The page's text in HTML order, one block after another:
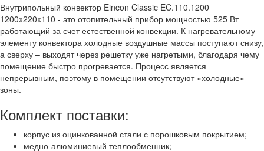
Внутрипольный конвектор Eincon Classic EC.110.1200
1200x220x110 - это отопительный прибор мощностью 525 Вт
работающий за счет естественной конвекции. К нагревательному
элементу конвектора холодные воздушные массы поступают снизу,
а сверху – выходят через решетку уже нагретыми, благодаря чему
помещение быстро прогревается. Процесс является
непрерывным, поэтому в помещении отсутствуют «холодные»
зоны.
Комплект поставки:
корпус из оцинкованной стали с порошковым покрытием;
медно-алюминиевый теплообменник;